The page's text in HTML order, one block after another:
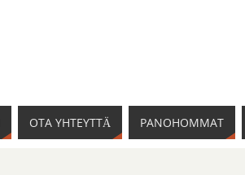
OTA YHTEYTTÄ PANOHOMMAT